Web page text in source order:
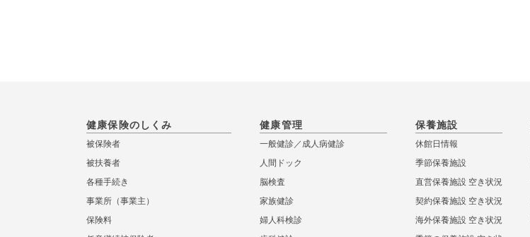
健康保険のしくみ
被保険者
被扶養者
各種手続き
事業所（事業主）
保険料
健康管理
一般健診／成人病健診
人間ドック
脳検査
家族健診
婦人科検診
保養施設
休館日情報
季節保養施設
直営保養施設 空き状況
契約保養施設 空き状況
海外保養施設 空き状況